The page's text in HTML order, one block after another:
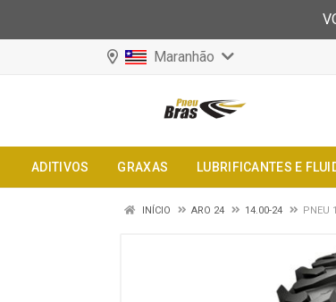
Maranhão
ADITIVOS GRAXAS LUBRIFICANTES E
INÍCIO ARO 24 14.00-24 PNEU